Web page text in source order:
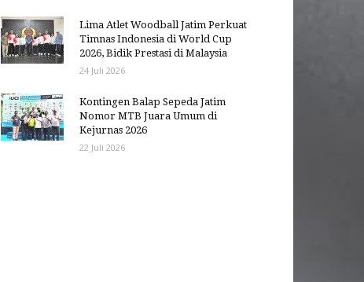
Lima Atlet Woodball Jatim Perkuat
Timnas Indonesia di World Cup
2026, Bidik Prestasi di Malaysia
24 Juli 2026
Kontingen Balap Sepeda Jatim
Nomor MTB Juara Umum di
Kejurnas 2026
22 Juli 2026